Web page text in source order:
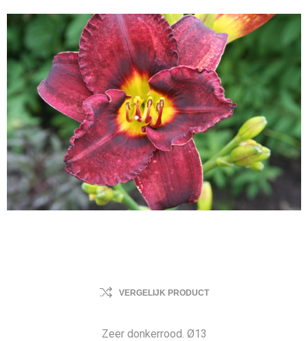
VERGELIJK PRODUCT
Zeer donkerrood. Ø13